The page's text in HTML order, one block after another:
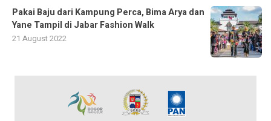
Pakai Baju dari Kampung Perca, Bima Arya dan
Yane Tampil di Jabar Fashion Walk
21 August 2022